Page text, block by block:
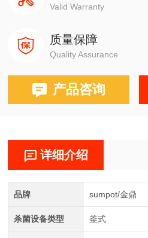
Valid Warranty
质量保障
Quality Assurance
产品咨询
详细介绍
品牌 sumpot/金鼎
杀菌设备类型 釜式